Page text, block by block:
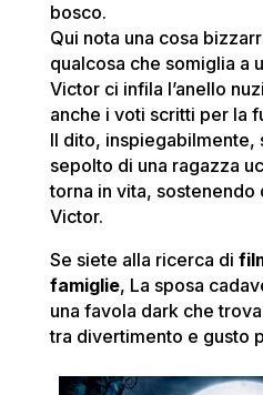
bosco.
Qui nota una cosa
qualcosa che somiglia a
Victor ci infila l’anello
anche i voti scritti per la
Il dito, inspiegabilmente,
sepolto di una ragazza
torna in vita, sostenendo
Victor.
Se siete alla ricerca di
famiglie, La sposa
una favola dark che
tra divertimento e gusto